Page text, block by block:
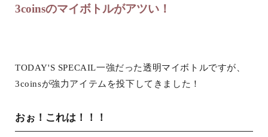
3coinsのマイボトルがアツい！
TODAY'S SPECAIL一強だった透明マイボトルですが、
3coinsが強力アイテムを投下してきました！
おぉ！これは！！！